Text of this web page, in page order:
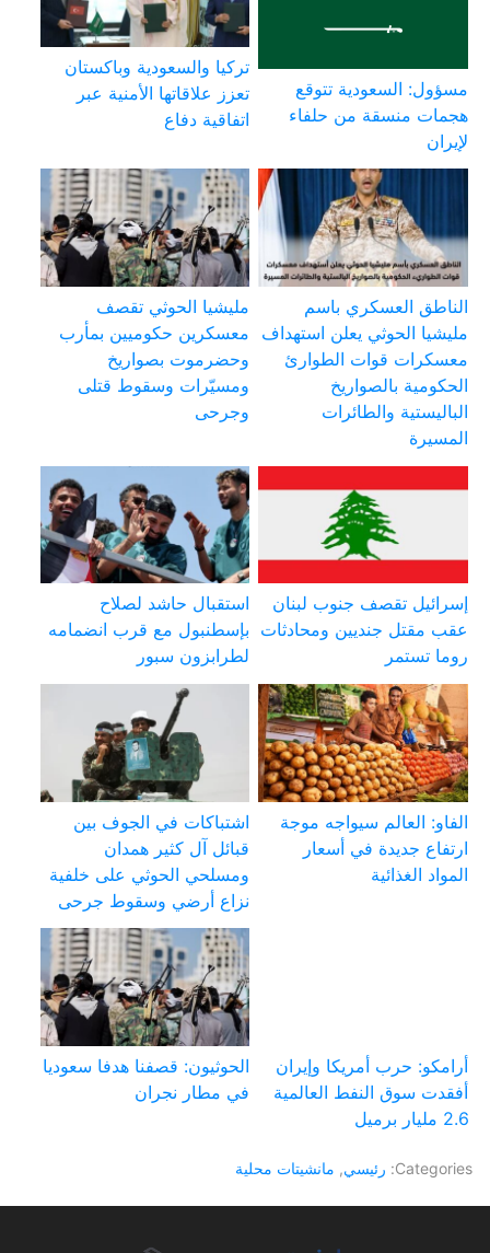
مسؤول: السعودية تتوقع
هجمات منسقة من حلفاء
لإيران
تركيا والسعودية وباكستان
تعزز علاقاتها الأمنية عبر
اتفاقية دفاع
الناطق العسكري باسم
مليشيا الحوثي يعلن استهداف
معسكرات قوات الطوارئ
الحكومية بالصواريخ
الباليستية والطائرات
المسيرة
مليشيا الحوثي تقصف
معسكرين حكوميين بمأرب
وحضرموت بصواريخ
ومسيّرات وسقوط قتلى
وجرحى
إسرائيل تقصف جنوب لبنان
عقب مقتل جنديين ومحادثات
روما تستمر
استقبال حاشد لصلاح
بإسطنبول مع قرب انضمامه
لطرابزون سبور
الفاو: العالم سيواجه موجة
ارتفاع جديدة في أسعار
المواد الغذائية
اشتباكات في الجوف بين
قبائل آل كثير همدان
ومسلحي الحوثي على خلفية
نزاع أرضي وسقوط جرحى
أرامكو: حرب أمريكا وإيران
أفقدت سوق النفط العالمية
2.6 مليار برميل
الحوثيون: قصفنا هدفا سعوديا
في مطار نجران
Categories: رئيسي, مانشيتات محلية